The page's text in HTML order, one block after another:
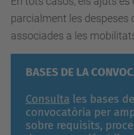
parcialment les despeses
associades a les
BASES DE LA
Consulta les bases
convocatòria per
sobre requisits,